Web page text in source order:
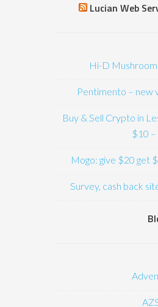
Lucian Web
Hi-D
Pentimento – new
Buy & Sell Crypto in
$10
Mogo: give $20 get
Survey, cash back